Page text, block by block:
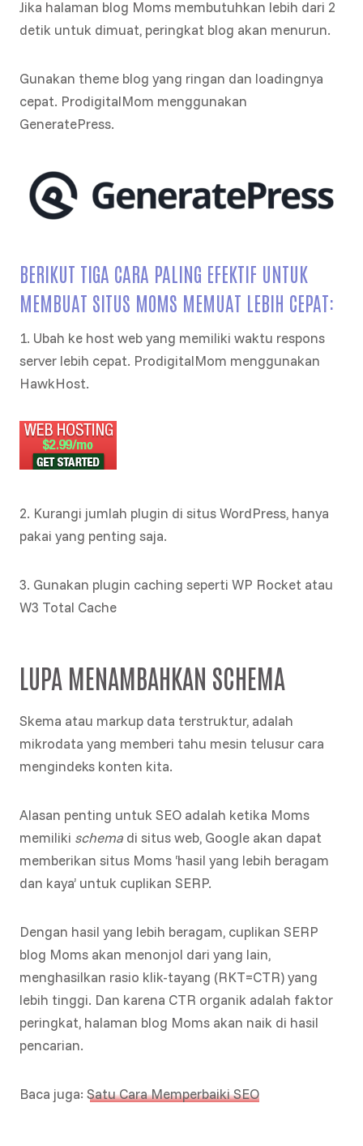
Jika halaman blog Moms membutuhkan lebih dari 2
detik untuk dimuat, peringkat blog akan menurun.
Gunakan theme blog yang ringan dan loadingnya
cepat. ProdigitalMom menggunakan
GeneratePress.
BERIKUT TIGA CARA PALING EFEKTIF UNTUK
MEMBUAT SITUS MOMS MEMUAT LEBIH CEPAT:
1. Ubah ke host web yang memiliki waktu respons
server lebih cepat. ProdigitalMom menggunakan
HawkHost.
2. Kurangi jumlah plugin di situs WordPress, hanya
pakai yang penting saja.
3. Gunakan plugin caching seperti WP Rocket atau
W3 Total Cache
LUPA MENAMBAHKAN SCHEMA
Skema atau markup data terstruktur, adalah
mikrodata yang memberi tahu mesin telusur cara
mengindeks konten kita.
Alasan penting untuk SEO adalah ketika Moms
memiliki schema di situs web, Google akan dapat
memberikan situs Moms ‘hasil yang lebih beragam
dan kaya’ untuk cuplikan SERP.
Dengan hasil yang lebih beragam, cuplikan SERP
blog Moms akan menonjol dari yang lain,
menghasilkan rasio klik-tayang (RKT=CTR) yang
lebih tinggi. Dan karena CTR organik adalah faktor
peringkat, halaman blog Moms akan naik di hasil
pencarian.
Baca juga: Satu Cara Memperbaiki SEO